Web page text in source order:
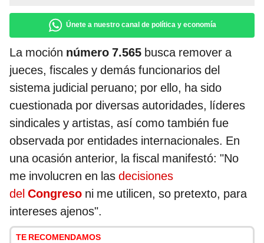
Únete a nuestro canal de política y economía
La moción número 7.565 busca remover a
jueces, fiscales y demás funcionarios del
sistema judicial peruano; por ello, ha sido
cuestionada por diversas autoridades, líderes
sindicales y artistas, así como también fue
observada por entidades internacionales. En
una ocasión anterior, la fiscal manifestó: "No
me involucren en las decisiones
del Congreso ni me utilicen, so pretexto, para
intereses ajenos".
TE RECOMENDAMOS